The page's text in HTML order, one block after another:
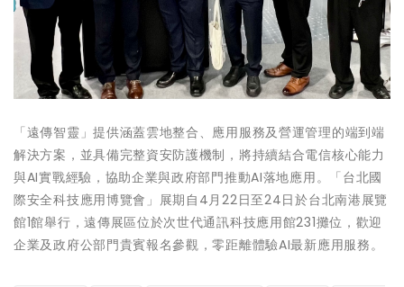
「遠傳智靈」提供涵蓋雲地整合、應用服務及營運管理的端到端
解決方案，並具備完整資安防護機制，將持續結合電信核心能力
與AI實戰經驗，協助企業與政府部門推動AI落地應用。「台北國
際安全科技應用博覽會」展期自4月22日至24日於台北南港展覽
館1館舉行，遠傳展區位於次世代通訊科技應用館231攤位，歡迎
企業及政府公部門貴賓報名參觀，零距離體驗AI最新應用服務。